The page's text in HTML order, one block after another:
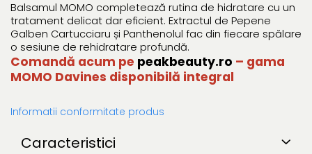
Balsamul MOMO completează rutina de hidratare cu un
tratament delicat dar eficient. Extractul de Pepene
Galben Cartucciaru și Panthenolul fac din fiecare spălare
o sesiune de rehidratare profundă.
Comandă acum pe peakbeauty.ro – gama
MOMO Davines disponibilă integral
Informatii conformitate produs
Caracteristici